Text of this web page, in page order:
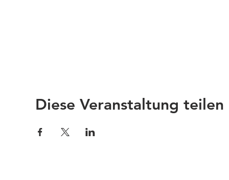
Diese Veranstaltung teilen